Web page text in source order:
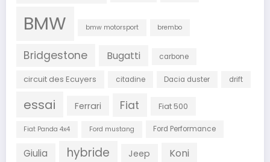
BMW bmw motorsport brembo
Bridgestone Bugatti carbone
circuit des Ecuyers citadine Dacia duster drift
essai Ferrari Fiat Fiat 500
Fiat Panda 4x4 Ford mustang Ford Performance
Giulia hybride Jeep Koni